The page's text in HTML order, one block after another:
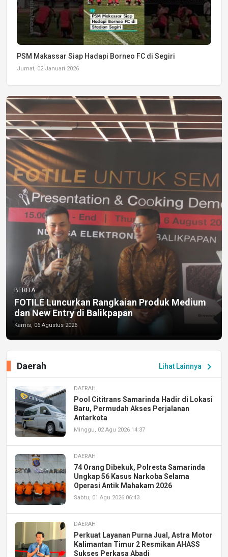
PSM Makassar Siap Hadapi Borneo FC di Segiri
Jumat, 02 Januari 2026
BERITA
FOTILE Luncurkan Rangkaian Produk Medium
dan New Entry di Balikpapan
Kamis, 06 Agustus 2026
Lihat Lainnya chevron_right
Daerah
DAERAH
Pool Cititrans Samarinda Hadir di Lokasi
Baru, Permudah Akses Perjalanan
Antarkota
Minggu, 02 Agu 2026 14:37
DAERAH
74 Orang Dibekuk, Polresta Samarinda
Ungkap 56 Kasus Narkoba Selama
Operasi Antik Mahakam 2026
Sabtu, 01 Agu 2026 06:43
DAERAH
Perkuat Layanan Purna Jual, Astra Motor
Kalimantan Timur 2 Resmikan AHASS
Sukses Perkasa Abadi